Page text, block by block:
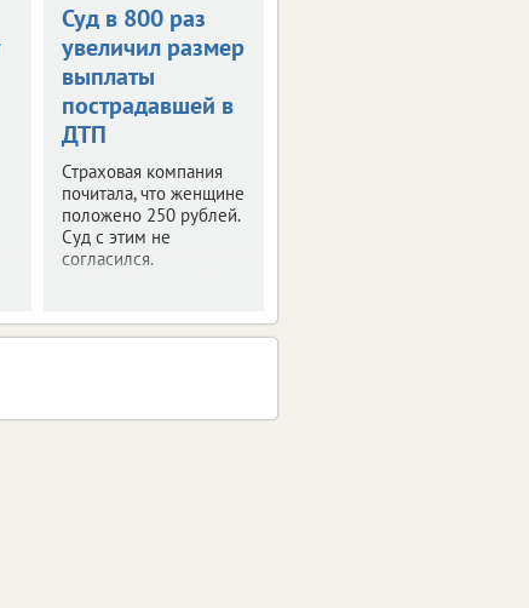
Суд в 800 раз
увеличил размер
выплаты
пострадавшей в
ДТП
Страховая компания
почитала, что женщине
положено 250 рублей.
Суд с этим не
согласился.